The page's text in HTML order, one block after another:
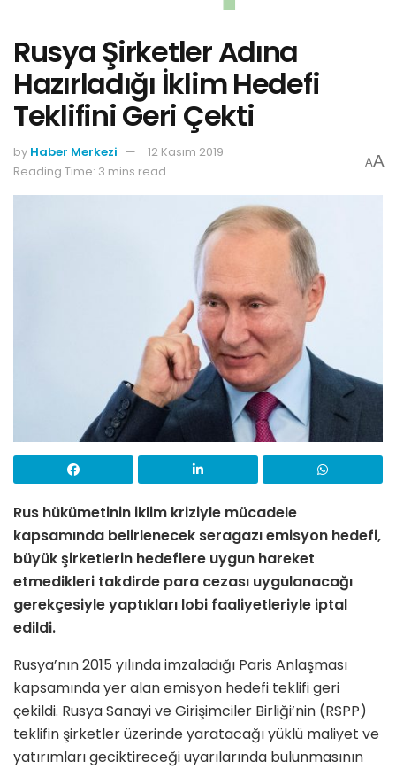
Rusya Şirketler Adına
Hazırladığı İklim Hedefi
Teklifini Geri Çekti
by Haber Merkezi
12 Kasım 2019
Reading Time: 3 mins read
AA
Rus hükümetinin iklim kriziyle mücadele
kapsamında belirlenecek seragazı emisyon hedefi,
büyük şirketlerin hedeflere uygun hareket
etmedikleri takdirde para cezası uygulanacağı
gerekçesiyle yaptıkları lobi faaliyetleriyle iptal
edildi.
Rusya’nın 2015 yılında imzaladığı Paris Anlaşması
kapsamında yer alan emisyon hedefi teklifi geri
çekildi. Rusya Sanayi ve Girişimciler Birliği’nin (RSPP)
teklifin şirketler üzerinde yaratacağı yüklü maliyet ve
yatırımları geciktireceği uyarılarında bulunmasının